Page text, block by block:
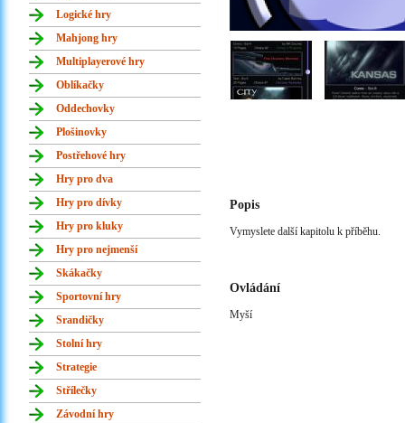
Logické hry
Mahjong hry
Multiplayerové hry
Oblíkačky
Oddechovky
Plošinovky
Postřehové hry
Hry pro dva
Hry pro dívky
Hry pro kluky
Hry pro nejmenší
Skákačky
Sportovní hry
Srandičky
Stolní hry
Strategie
Střílečky
Závodní hry
Popis
Vymyslete další kapitolu k příběhu.
Ovládání
Myší